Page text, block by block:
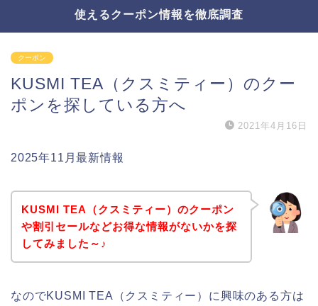
使えるクーポン情報を徹底調査
クーポン
KUSMI TEA（クスミティー）のクー
ポンを探している方へ
2021年4月16日
2025年11月最新情報
KUSMI TEA（クスミティー）のクーポン
や割引セールなどお得な情報がないかを探
してみました～♪
なのでKUSMI TEA（クスミティー）に興味のある方は